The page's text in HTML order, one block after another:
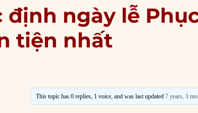
định ngày lễ
tiện nhất
This topic has 0 replies, 1 voice, and was last updated 7 years, 3